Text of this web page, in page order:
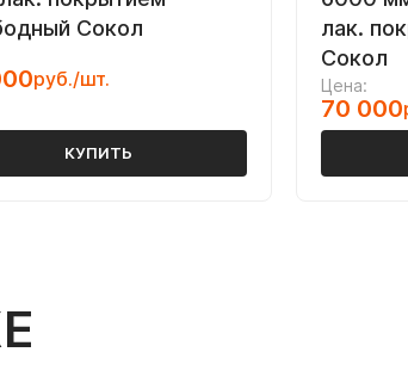
Сокол
руб./шт.
КУПИТЬ
лак.
Сокол
Цена:
70 000